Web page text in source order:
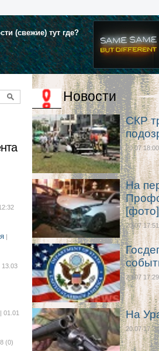
(свежие) тут где?
|
13.03
| 01.01
(0)
Новости
СКР
20.07 18:00
На
[фото]
20.07 17:51
20.07 17:29
На
20.07 17:24